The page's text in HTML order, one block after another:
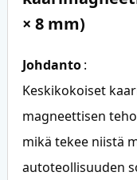
× 8 mm)
Johdanto:
Keskikokoiset
magneettisen
mikä tekee niistä
autoteollisuuden